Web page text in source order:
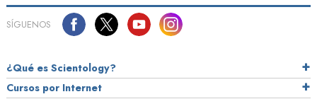
SÍGUENOS
¿Qué es Scientology?
Cursos por Internet